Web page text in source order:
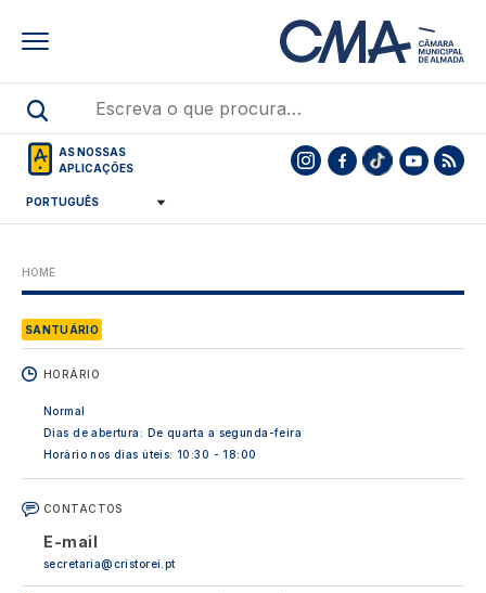
AS NOSSAS
APLICAÇÕES
HOME
SANTUÁRIO
HORÁRIO
Normal
Dias de abertura: De quarta a segunda-feira
Horário nos dias úteis: 10:30 - 18:00
CONTACTOS
E-mail
secretaria@cristorei.pt